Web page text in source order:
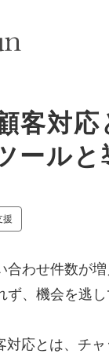
客対応
ールと
援
合わせ件数が
ず、機会を逃
対応とは、チ